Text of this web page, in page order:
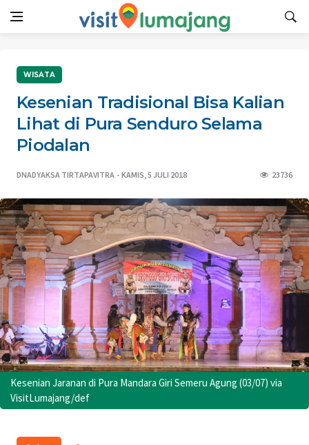
WISATA
Kesenian Tradisional Bisa Kalian
Lihat di Pura Senduro Selama
Piodalan
DNADYAKSA TIRTAPAVITRA KAMIS, 5 JULI 2018 23736
Kesenian Jaranan di Pura Mandara Giri Semeru Agung (03/07) via
VisitLumajang/def